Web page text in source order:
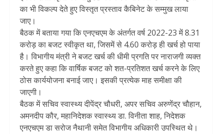
का भी विकल्प देते हुए विस्तृत प्रस्ताव कैबिनेट के सम्मुख लाया
जाए।
बैठक में बताया गया कि एनएचएम के अंतर्गत वर्ष 2022-23 में 8.31
करोड़ का बजट स्वीकृत था, जिसमें से 4.60 करोड़ ही खर्च हो पाया
है। विभागीय मंत्री ने बजट खर्च की धीमी प्रगति पर नाराजगी व्यक्त
करते हुए कहा कि वार्षिक बजट को शत-प्रतिशत खर्च करने के लिए
ठोस कार्ययोजना बनाई जाए। इसकी प्रत्येक माह समीक्षा की
जाएगी।
बैठक में सचिव स्वास्थ्य दीपेंद्र चौधरी, अपर सचिव अरुणेंद्र चौहान,
अमनदीप कौर, महानिदेशक स्वास्थ्य डा. विनीता शाह, निदेशक
एनएचएम डा सरोज नैथानी समेत विभागीय अधिकारी उपस्थित थे।